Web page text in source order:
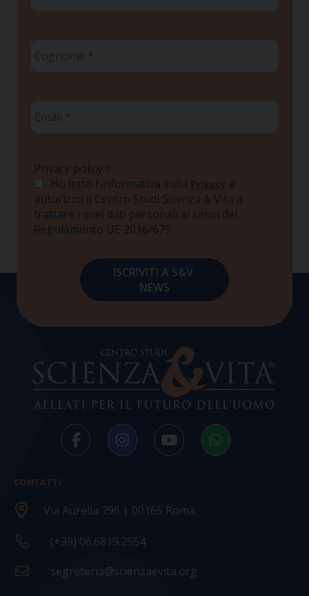
Privacy policy *
Ho letto l'informativa sulla Privacy e
autorizzo il Centro Studi Scienza & Vita a
trattare i miei dati personali ai sensi del
Regolamento UE 2016/679
CONTATTI
Via Aurelia 796 | 00165 Roma
(+39) 06.6819.2554
segreteria@scienzaevita.org